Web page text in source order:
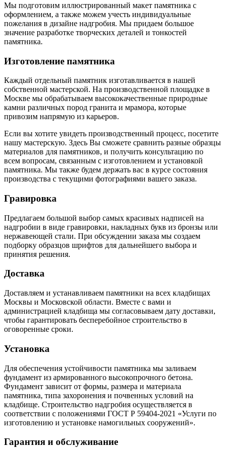
Мы подготовим иллюстрированный макет памятника с
оформлением, а также можем учесть индивидуальные
пожелания в дизайне надгробия. Мы придаем большое
значение разработке творческих деталей и тонкостей
памятника.
Изготовление памятника
Каждый отдельный памятник изготавливается в нашей
собственной мастерской. На производственной площадке в
Москве мы обрабатываем высококачественные природные
камни различных пород гранита и мрамора, которые
привозим напрямую из карьеров.
Если вы хотите увидеть производственный процесс, посетите
нашу мастерскую. Здесь Вы сможете сравнить разные образцы
материалов для памятников, и получить консультацию по
всем вопросам, связанным с изготовлением и установкой
памятника. Мы также будем держать вас в курсе состояния
производства с текущими фотографиями вашего заказа.
Гравировка
Предлагаем большой выбор самых красивых надписей на
надгробии в виде гравировки, накладных букв из бронзы или
нержавеющей стали. При обсуждении заказа мы создаем
подборку образцов шрифтов для дальнейшего выбора и
принятия решения.
Доставка
Доставляем и устанавливаем памятники на всех кладбищах
Москвы и Московской области. Вместе с вами и
администрацией кладбища мы согласовываем дату доставки,
чтобы гарантировать бесперебойное строительство в
оговоренные сроки.
Установка
Для обеспечения устойчивости памятника мы заливаем
фундамент из армированного высокопрочного бетона.
Фундамент зависит от формы, размера и материала
памятника, типа захоронения и почвенных условий на
кладбище. Строительство надгробия осуществляется в
соответствии с положениями ГОСТ Р 59404-2021 «Услуги по
изготовлению и установке намогильных сооружений».
Гарантия и обслуживание